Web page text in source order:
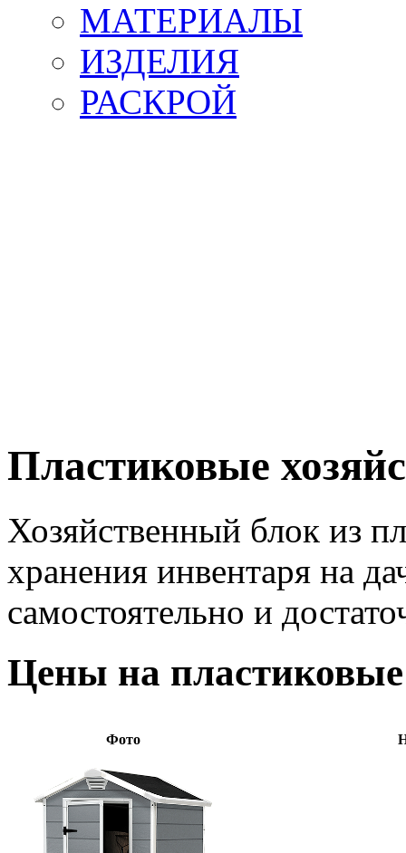
МАТЕРИАЛЫ
ИЗДЕЛИЯ
РАСКРОЙ
Пластиковые
Хозяйственный блок из
хранения инвентаря на
самостоятельно и
Цены на
Фото